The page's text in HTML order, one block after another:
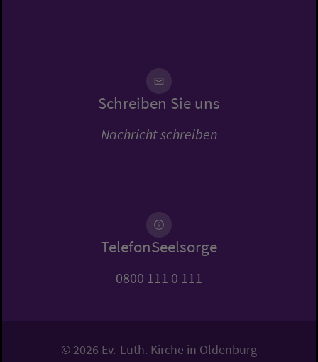
Schreiben Sie uns
Nachricht schreiben
TelefonSeelsorge
0800 111 0 111
© 2026 Ev.-Luth. Kirche in Oldenburg